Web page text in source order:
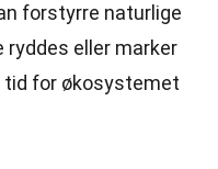
forstyrre naturlige
ryddes eller marker
tid for økosystemet